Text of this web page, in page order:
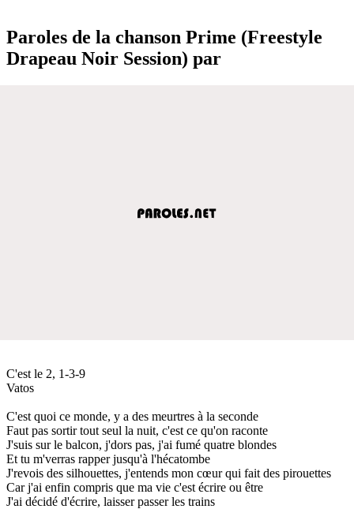
Paroles de la chanson Prime (Freestyle
Drapeau Noir Session) par
C'est le 2, 1-3-9
Vatos
C'est quoi ce monde, y a des meurtres à la seconde
Faut pas sortir tout seul la nuit, c'est ce qu'on raconte
J'suis sur le balcon, j'dors pas, j'ai fumé quatre blondes
Et tu m'verras rapper jusqu'à l'hécatombe
J'revois des silhouettes, j'entends mon cœur qui fait des pirouettes
Car j'ai enfin compris que ma vie c'est écrire ou être
J'ai décidé d'écrire, laisser passer les trains